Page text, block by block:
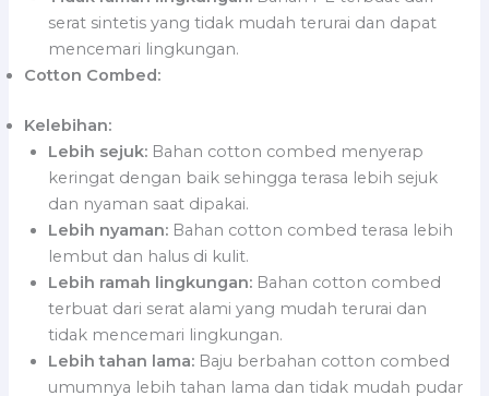
serat sintetis yang tidak mudah terurai dan dapat
mencemari lingkungan.
Cotton Combed:
Kelebihan:
Lebih sejuk: Bahan cotton combed menyerap
keringat dengan baik sehingga terasa lebih sejuk
dan nyaman saat dipakai.
Lebih nyaman: Bahan cotton combed terasa lebih
lembut dan halus di kulit.
Lebih ramah lingkungan: Bahan cotton combed
terbuat dari serat alami yang mudah terurai dan
tidak mencemari lingkungan.
Lebih tahan lama: Baju berbahan cotton combed
umumnya lebih tahan lama dan tidak mudah pudar